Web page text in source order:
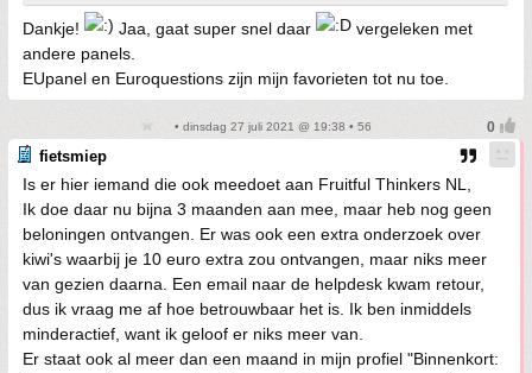
Dankje! Jaa, gaat super snel daar
vergeleken met
andere panels.
EUpanel en Euroquestions zijn mijn favorieten tot nu toe.
• dinsdag 27 juli 2021 @ 19:38 • 56
fietsmiep
Is er hier iemand die ook meedoet aan Fruitful Thinkers NL,
Ik doe daar nu bijna 3 maanden aan mee, maar heb nog geen
beloningen ontvangen. Er was ook een extra onderzoek over
kiwi's waarbij je 10 euro extra zou ontvangen, maar niks meer
van gezien daarna. Een email naar de helpdesk kwam retour,
dus ik vraag me af hoe betrouwbaar het is. Ik ben inmiddels
minderactief, want ik geloof er niks meer van.
Er staat ook al meer dan een maand in mijn profiel "Binnenkort: